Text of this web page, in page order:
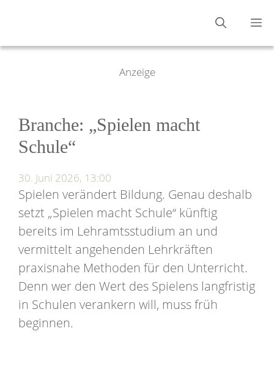
Anzeige
Branche: „Spielen macht
Schule“
30. Juni 2026, 13:00
Spielen verändert Bildung. Genau deshalb
setzt „Spielen macht Schule“ künftig
bereits im Lehramtsstudium an und
vermittelt angehenden Lehrkräften
praxisnahe Methoden für den Unterricht.
Denn wer den Wert des Spielens langfristig
in Schulen verankern will, muss früh
beginnen.